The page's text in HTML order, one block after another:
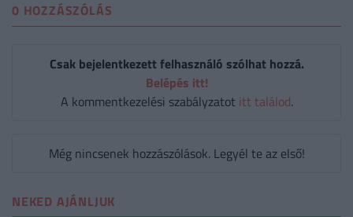
0 HOZZÁSZÓLÁS
Csak bejelentkezett felhasználó szólhat hozzá.
Belépés itt!
A kommentkezelési szabályzatot itt találod.
Még nincsenek hozzászólások. Legyél te az első!
NEKED AJÁNLJUK